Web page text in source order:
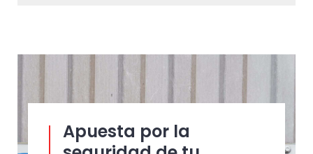
Apuesta por la